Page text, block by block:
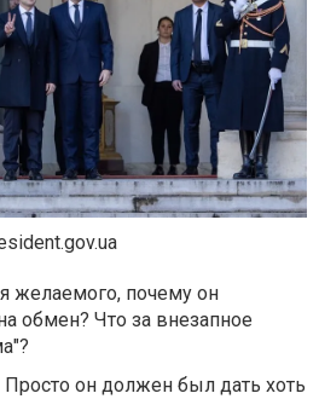
желаемого, почему он
обмен? Что за внезапное
Просто он должен был дать хоть